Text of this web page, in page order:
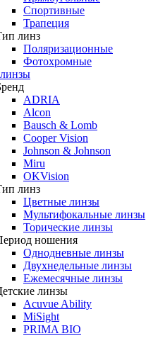
Спортивные
Трапеция
линз
Поляризационные
Фотохромные
ADRIA
Alcon
Bausch & Lomb
Cooper Vision
Johnson & Johnson
Miru
OKVision
линз
Цветные линзы
Мультифокальные линзы
Торические линзы
ношения
Однодневные линзы
Двухнедельные линзы
Ежемесячные линзы
линзы
Acuvue Ability
MiSight
PRIMA BIO